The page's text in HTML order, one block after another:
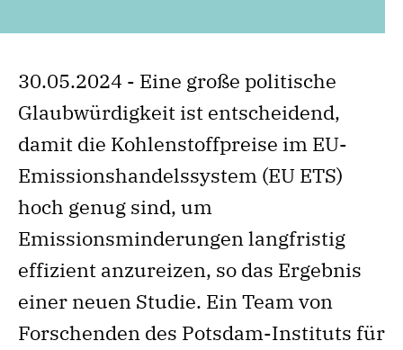
30.05.2024 - Eine große politische
Glaubwürdigkeit ist entscheidend,
damit die Kohlenstoffpreise im EU-
Emissionshandelssystem (EU ETS)
hoch genug sind, um
Emissionsminderungen langfristig
effizient anzureizen, so das Ergebnis
einer neuen Studie. Ein Team von
Forschenden des Potsdam-Instituts für